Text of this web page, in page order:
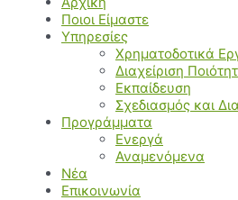
Ποιοι Είμαστε
Υπηρεσίες
Χρηματοδοτικά
Διαχείριση
Εκπαίδευση
Σχεδιασμός και
Προγράμματα
Ενεργά
Αναμενόμενα
Νέα
Επικοινωνία